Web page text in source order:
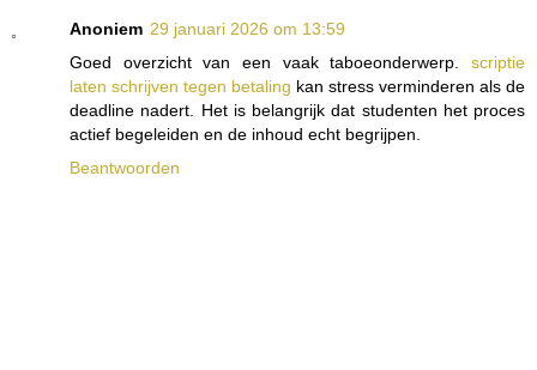
Anoniem 29 januari 2026 om 13:59
Goed overzicht van een vaak taboeonderwerp. scriptie
laten schrijven tegen betaling kan stress verminderen als de
deadline nadert. Het is belangrijk dat studenten het proces
actief begeleiden en de inhoud echt begrijpen.
Beantwoorden